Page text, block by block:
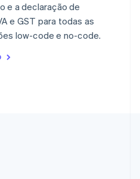
e a declaração de
e GST para todas as
low-code e no-code.